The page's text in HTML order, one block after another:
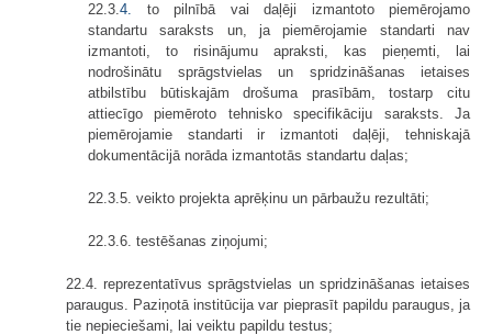
22.3. 4. to pilnībā vai daļēji izmantoto piemērojamo
standartu saraksts un, ja piemērojamie standarti nav
izmantoti, to risinājumu apraksti, kas pieņemti, lai
nodrošinātu sprāgstvielas un spridzināšanas ietaises
atbilstību būtiskajām drošuma prasībām, tostarp citu
attiecīgo piemēroto tehnisko specifikāciju saraksts. Ja
piemērojamie standarti ir izmantoti daļēji, tehniskajā
dokumentācijā norāda izmantotās standartu daļas;
22.3.5. veikto projekta aprēķinu un pārbaužu rezultāti;
22.3.6. testēšanas ziņojumi;
22.4. reprezentatīvus sprāgstvielas un spridzināšanas ietaises
paraugus. Paziņotā institūcija var pieprasīt papildu paraugus, ja
tie nepieciešami, lai veiktu papildu testus;